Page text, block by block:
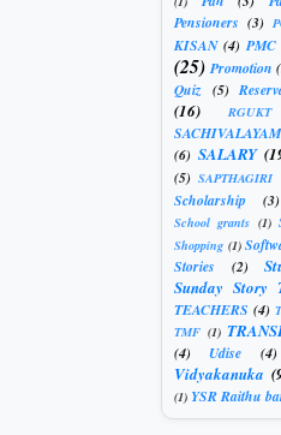
Pensioners (3)
KISAN (4) PMC
(25) Promotion
Quiz (5)
(16) RGUKT
SACHIVALAYAM
(6) SALARY
(5) SAPTHAGIRI
Scholarship (3)
School grants (1)
Shopping (1)
Stories
(2)
Sunday Story
TEACHERS (4)
TMF (1)
(4) Udise (4)
Vidyakanuka
(1) YSR Raithu